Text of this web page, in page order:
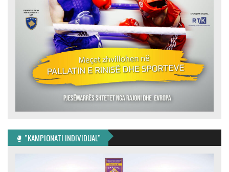
🥊 ”KAMPIONATI INDIVIDUAL”